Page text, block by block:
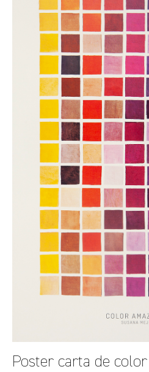
Poster carta de color